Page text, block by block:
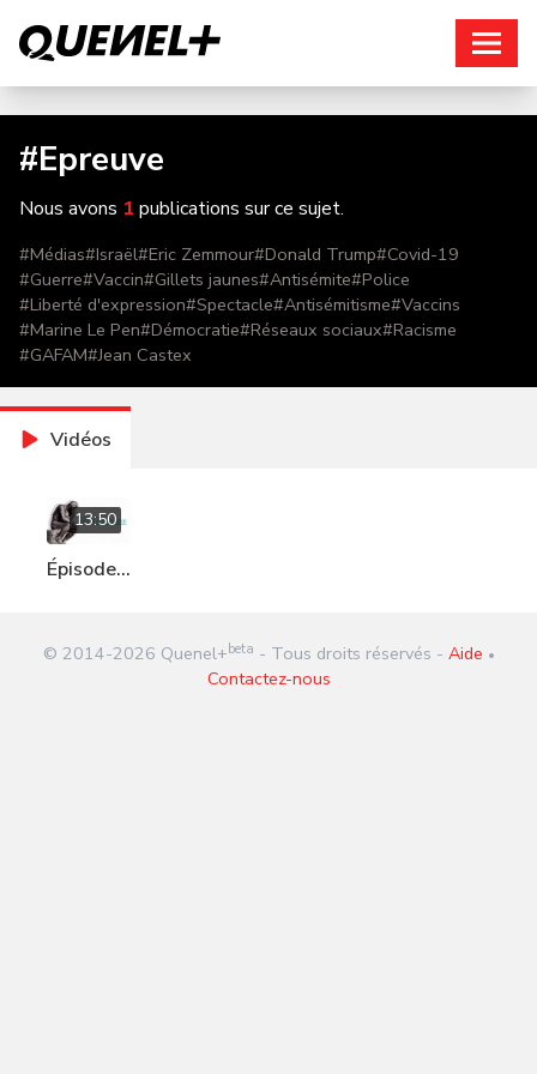
#Epreuve
Nous avons 1 publications sur ce sujet.
#Médias#Israël#Eric Zemmour#Donald Trump#Covid-19
#Guerre#Vaccin#Gillets jaunes#Antisémite#Police
#Liberté d'expression#Spectacle#Antisémitisme#Vaccins
#Marine Le Pen#Démocratie#Réseaux sociaux#Racisme
#GAFAM#Jean Castex
Vidéos
13:50
Épisode
© 2014-2026 Quenel+ beta - Tous droits réservés - Aide •
Contactez-nous